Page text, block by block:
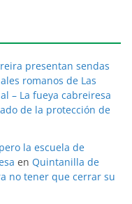
presentan sendas
romanos de Las
– La fueya cabreiresa
de la protección de
la escuela de
en Quintanilla de
no tener que cerrar su